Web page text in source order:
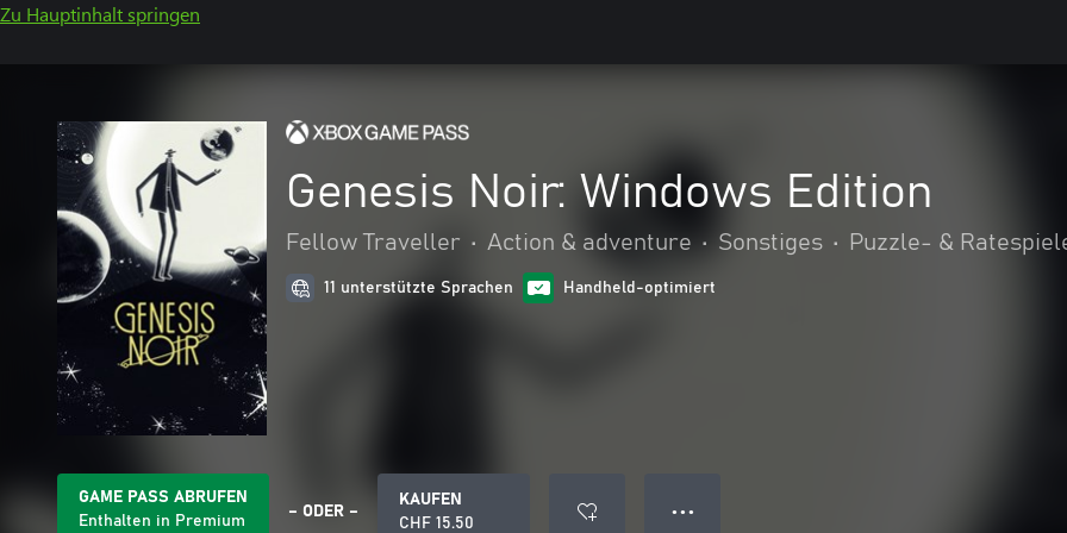
Zu Hauptinhalt springen
Genesis Noir: Windows Edition
Fellow Traveller • Action & adventure • Sonstiges • Puzzle- &
11 unterstützte Sprachen Handheld-optimiert
GAME PASS ABRUFEN
Enthalten in Premium
– ODER –
KAUFEN
CHF 15.50
● ● ●